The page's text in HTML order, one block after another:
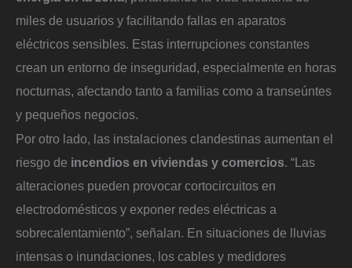
miles de usuarios y facilitando fallas en aparatos
eléctricos sensibles. Estas interrupciones constantes
crean un entorno de inseguridad, especialmente en horas
nocturnas, afectando tanto a familias como a transeúntes
y pequeños negocios.
Por otro lado, las instalaciones clandestinas aumentan el
riesgo de incendios en viviendas y comercios. “Las
alteraciones pueden provocar cortocircuitos en
electrodomésticos y exponer redes eléctricas a
sobrecalentamiento”, señalan. En situaciones de lluvias
intensas o inundaciones, los cables y medidores